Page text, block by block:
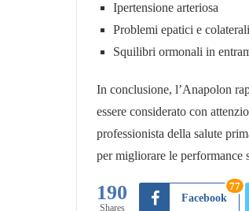
Ipertensione arteriosa
Problemi epatici e
Squilibri ormonali in
In conclusione, l’Anapolon
essere considerato con
professionista della salute
per migliorare le performance
190
Shares
Facebook
77